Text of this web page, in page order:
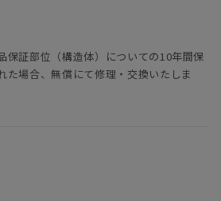
保証部位（構造体）についての10年間保
た場合、無償にて修理・交換いたしま